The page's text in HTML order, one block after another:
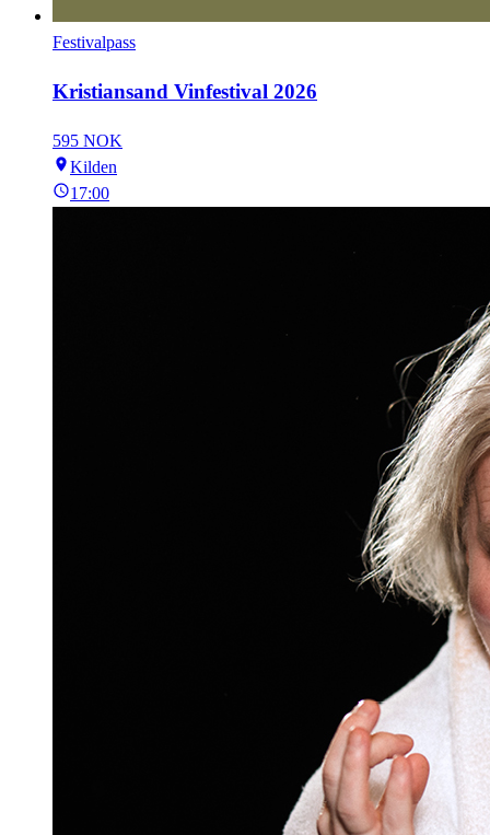
Festivalpass
Kristiansand Vinfestival 2026
595 NOK
Kilden
17:00